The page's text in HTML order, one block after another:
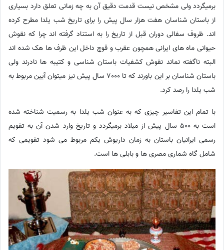
برمیگردد ولی مشخص نیست قدمت دقیق آن به چه زمانی تعلق دارد بسیاری
از باستان شناسان هفت هزار سال پیش را برای تاریخ شب یلدا مطرح کرده
اند. ظروف سفالی دوران قبل از تاریخ را به استناد گرفته اند چرا که نقوش
حیوانی ماه های ایرانی همچون عقرب و قوچ داخل این ظرف ها هک شده اند
البته ناگفته نماند نقوش کشفیات باستان شناسی و کتیبه ها نادرند ولی
باستان شناسان بر این باورند که تا 7000 سال پیش نیز میتوان آیین مربوط به
شب یلدا را رصد کرد.
با تمام این تفاسیر چیزی که به عنوان شب یلدا به رسمیت شناخته شده
است به 500 سال پیش از میلاد برمیگردد و تاریخ وارد شدن آن به تقویم
رسمی ایرانیان باستان به زمان داریوش یکم مربوط می شود تقویمی که
شامل گاه شماری مصری ها و بابلی ها است.